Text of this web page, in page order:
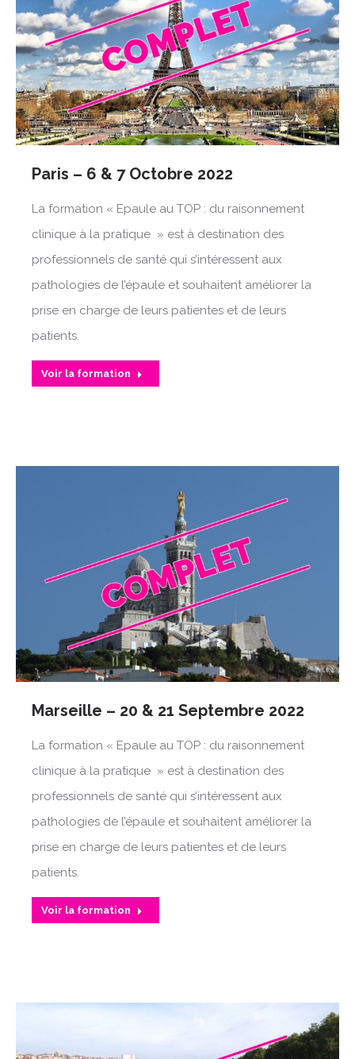
Paris – 6 & 7 Octobre 2022
La formation « Epaule au TOP : du raisonnement
clinique à la pratique » est à destination des
professionnels de santé qui s’intéressent aux
pathologies de l’épaule et souhaitent améliorer la
prise en charge de leurs patientes et de leurs
patients.
Voir la formation
Marseille – 20 & 21 Septembre 2022
La formation « Epaule au TOP : du raisonnement
clinique à la pratique » est à destination des
professionnels de santé qui s’intéressent aux
pathologies de l’épaule et souhaitent améliorer la
prise en charge de leurs patientes et de leurs
patients.
Voir la formation